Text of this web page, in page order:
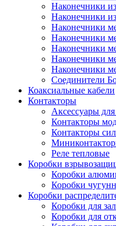
Наконечники
Наконечники
Наконечники
Наконечники
Наконечники
Наконечники
Наконечники
Соединители
Коаксиальные кабели
Контакторы
Аксессуары
Контакторы
Контакторы
Реле тепловые
Коробки
Коробки
Коробки
Коробки
Коробки для
Коробки для